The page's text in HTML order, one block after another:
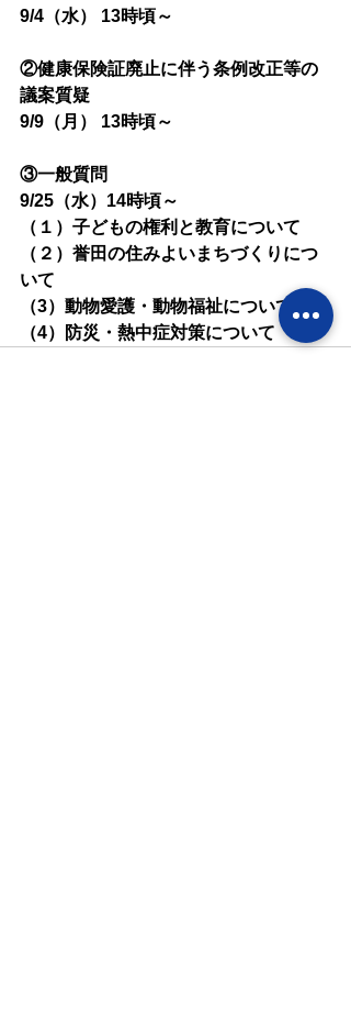
9/4（水） 13時頃～
②健康保険証廃止に伴う条例改正等の
議案質疑
9/9（月） 13時頃～
③一般質問
9/25（水）14時頃～
（１）子どもの権利と教育について
（２）誉田の住みよいまちづくりにつ
いて
（3）動物愛護・動物福祉について
（4）防災・熱中症対策について